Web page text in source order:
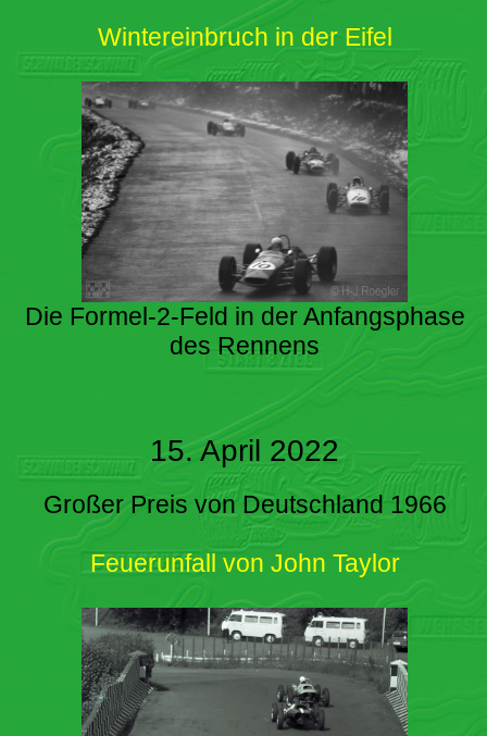
Wintereinbruch in der Eifel
Die Formel-2-Feld in der Anfangsphase
des Rennens
15. April 2022
Großer Preis von Deutschland 1966
Feuerunfall von John Taylor